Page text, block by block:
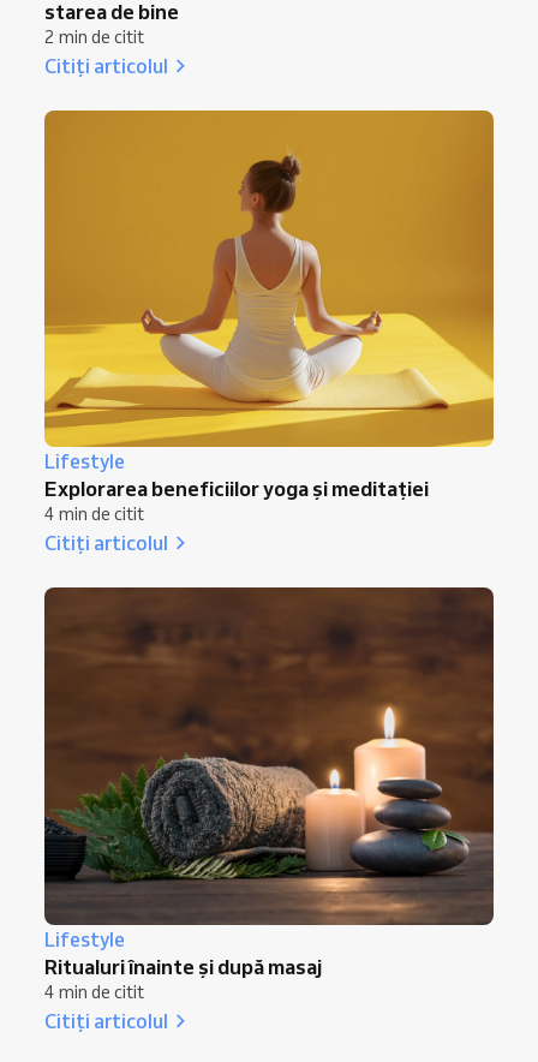
starea de bine
2 min de citit
Citiți articolul
Lifestyle
Explorarea beneficiilor yoga și meditației
4 min de citit
Citiți articolul
Lifestyle
Ritualuri înainte și după masaj
4 min de citit
Citiți articolul